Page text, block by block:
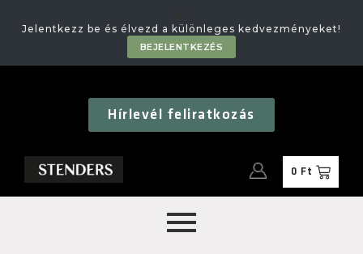
Jelentkezz be és élvezd a különleges kedvezményeket!
BEJELENTKEZÉS
Hírlevél feliratkozás
0 Ft